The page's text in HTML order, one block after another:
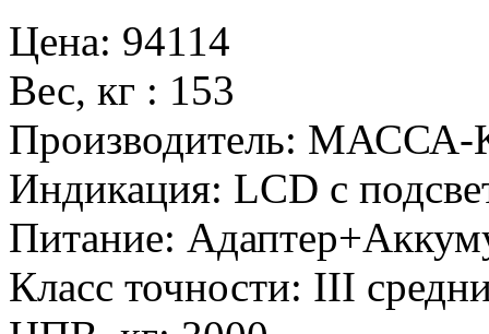
Цена: 94114
Вес, кг : 153
Производитель: МАССА-К
Индикация: LCD с
Питание:
Класс точности: III